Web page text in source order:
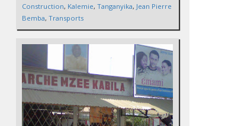
Construction, Kalemie, Tanganyika, Jean Pierre
Bemba, Transports